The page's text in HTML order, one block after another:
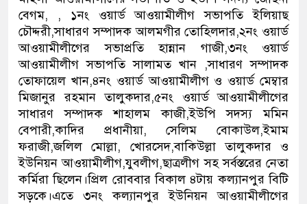
বেগম, , ১নং ওয়ার্ড আওয়ামীলীগ সভাপতি ইলিয়াছ
চৌদ্দরী,সাধারণ সম্পাদক আলমগীর তোহিলদার,২নং ওয়ার্ড
আওয়ামীলীগের সভাপ্রতি হান্নান গাজী,৩নং ওয়ার্ড
আওয়ামীলীগ সভাপতি সালামত খান ,সাধারণ সম্পাদক
তোফায়েল খান,৪নং ওয়ার্ড আওয়ামীলীগ ও ওয়ার্ড মেম্বার
মিজানুর রহমান তালুকদার,৫নং ওয়ার্ড আওয়ামীলীগের
সাধারণ সম্পাদক শাহালম কাজী,ইউপি সদস্য মমিন
বেপারী,কাদির প্রধানীয়া, সেলিম বোকাউল,ইমাম
ফরাজী,জলিল মোল্লা, খোরসেদ,বাকিউল্লা তালুকদার ও
ইউনিয়ন আওয়ামীলীগ,যুবলীগ,ছাত্রলীগ সহ সর্বস্তরের নেতা
কর্মিরা ছিলেন।প্রিল রোববার বিকাল ৪টায় কল্যানপুর বিটি
সড়কে।এতে ৩নং কল্যানপুর ইউনিয়ন আওয়ামীলীগের